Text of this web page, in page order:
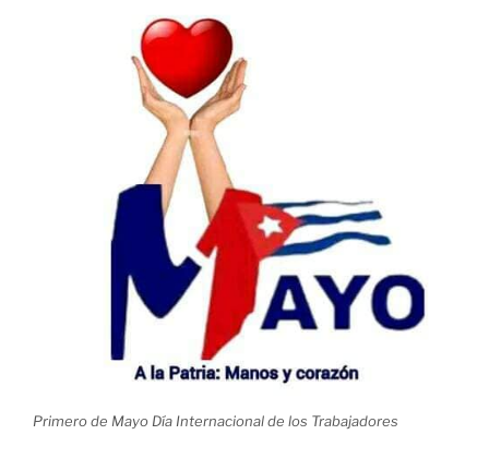
Primero de Mayo Día Internacional de los Trabajadores